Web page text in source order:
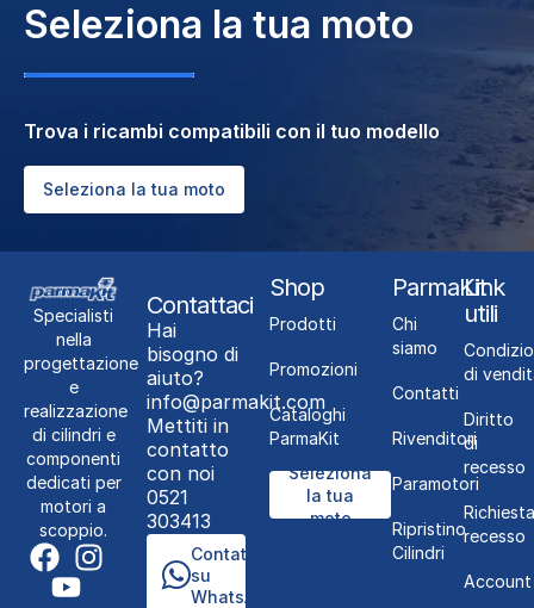
Seleziona la tua moto
Trova i ricambi compatibili con il tuo modello
Seleziona la tua moto
Specialisti
nella
progettazione
e
realizzazione
di cilindri e
componenti
dedicati per
motori a
scoppio.
Contattaci
Hai
bisogno di
aiuto?
info@parmakit.com
Mettiti in
contatto
con noi
0521
303413
Contattaci
su
WhatsApp
Shop
Prodotti
Promozioni
Cataloghi
ParmaKit
Seleziona
la tua
moto
ParmaKit
Chi
siamo
Contatti
Rivenditori
Paramotori
Ripristino
Cilindri
Link
utili
di
Diritto
di
recesso
Richiesta
recesso
Account